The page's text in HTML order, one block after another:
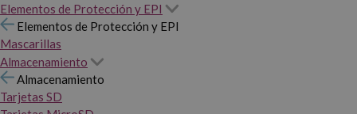
Elementos de Protección y EPI
Elementos de Protección y EPI
Mascarillas
Almacenamiento
Almacenamiento
Tarjetas SD